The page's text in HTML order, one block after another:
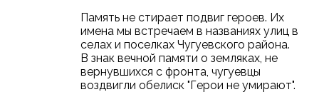
Память не стирает подвиг героев. Их
имена мы встречаем в названиях улиц в
селах и поселках Чугуевского района.
В знак вечной памяти о земляках, не
вернувшихся с фронта, чугуевцы
воздвигли обелиск "Герои не умирают".